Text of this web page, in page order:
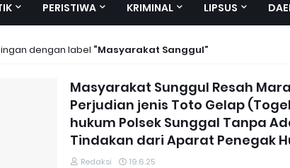
PERISTIWA KRIMINAL LIPSUS
dengan label Masyarakat Sanggul
Masyarakat Sunggul Resah
Perjudian jenis Toto Gelap
hukum Polsek Sunggal Tanpa
Tindakan dari Aparat Penegak
Redaksi 19.6.25